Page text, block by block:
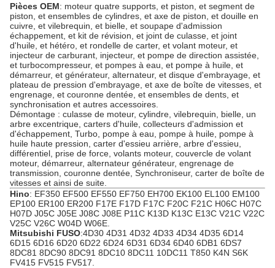
Pièces OEM: moteur quatre supports, et piston, et segment de
piston, et ensembles de cylindres, et axe de piston, et douille en
cuivre, et vilebrequin, et bielle, et soupape d'admission
échappement, et kit de révision, et joint de culasse, et joint
d'huile, et hétéro, et rondelle de carter, et volant moteur, et
injecteur de carburant, injecteur, et pompe de direction assistée,
et turbocompresseur, et pompes à eau, et pompe à huile, et
démarreur, et générateur, alternateur, et disque d'embrayage, et
plateau de pression d'embrayage, et axe de boîte de vitesses, et
engrenage, et couronne dentée, et ensembles de dents, et
synchronisation et autres accessoires.
Démontage : culasse de moteur, cylindre, vilebrequin, bielle, un
arbre excentrique, carters d'huile, collecteurs d'admission et
d'échappement, Turbo, pompe à eau, pompe à huile, pompe à
huile haute pression, carter d'essieu arrière, arbre d'essieu,
différentiel, prise de force, volants moteur, couvercle de volant
moteur, démarreur, alternateur générateur, engrenage de
transmission, couronne dentée, Synchroniseur, carter de boîte de
vitesses et ainsi de suite.
Hino: EF350 EF500 EF550 EF750 EH700 EK100 EL100 EM100
EP100 ER100 ER200 F17E F17D F17C F20C F21C H06C H07C
H07D J05C J05E J08C J08E P11C K13D K13C E13C V21C V22C
V25C V26C W04D W06E.
Mitsubishi FUSO:4D30 4D31 4D32 4D33 4D34 4D35 6D14
6D15 6D16 6D20 6D22 6D24 6D31 6D34 6D40 6DB1 6DS7
8DC81 8DC90 8DC91 8DC10 8DC11 10DC11 T850 K4N S6K
FV415 FV515 FV517.